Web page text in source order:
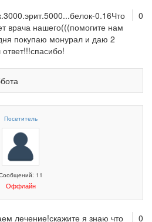
0
0.16Что
врача нашего(((помогите нам
покупаю монурал и даю 2
Посетитель
11
Оффлайн
0
лечение!скажите я знаю что